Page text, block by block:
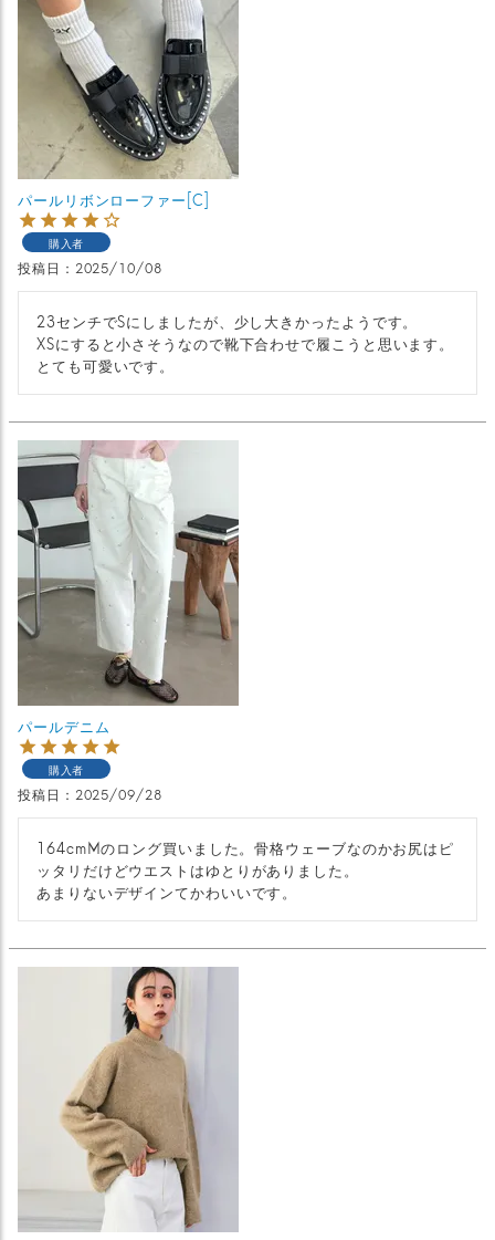
パールリボンローファー[C]
購入者
投稿日 2025/10/08
23センチでSにしましたが、少し大きかったようです。
XSにすると小さそうなので靴下合わせで履こうと思います。
とても可愛いです。
パールデニム
購入者
投稿日 2025/09/28
164cmMのロング買いました。骨格ウェーブなのかお尻はピ
ッタリだけどウエストはゆとりがありました。
あまりないデザインてかわいいです。